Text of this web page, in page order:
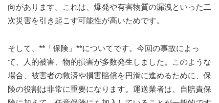
向があります。これは、爆発や有害物質の漏洩といった二
次災害を引き起こす可能性が高いためです。
そして、**「保険」**についてです。今回の事故によっ
て、人的被害、物的損害が多数発生しました。このような
場合、被害者の救済や損害賠償を円滑に進めるために、保
険の役割は非常に重要になります。運送業者は、自賠責保